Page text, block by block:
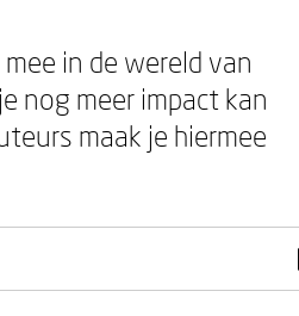
in de wereld van
nog meer impact kan
maak je hiermee